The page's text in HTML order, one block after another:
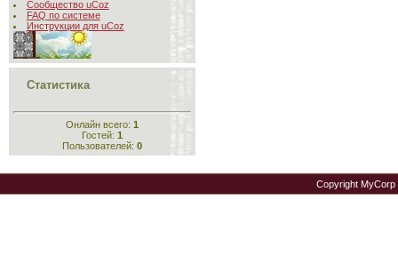
Сообщество uCoz
FAQ по системе
Инструкции для uCoz
Статистика
Онлайн всего: 1
Гостей: 1
Пользователей: 0
Copyright MyCorp